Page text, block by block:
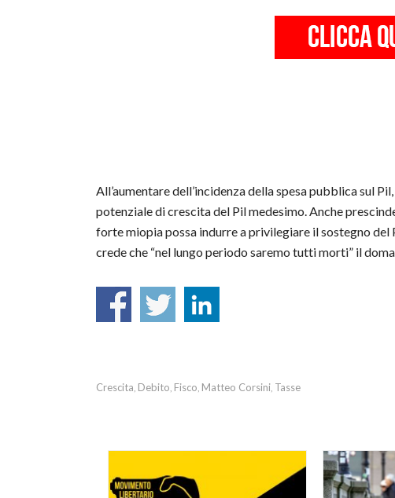
All’aumentare dell’incidenza della spesa pubblica sul
potenziale di crescita del Pil medesimo. Anche
forte miopia possa indurre a privilegiare il sostegno
crede che “nel lungo periodo saremo tutti morti” il
Crescita, Debito, Fisco, Matteo Corsini, Tasse